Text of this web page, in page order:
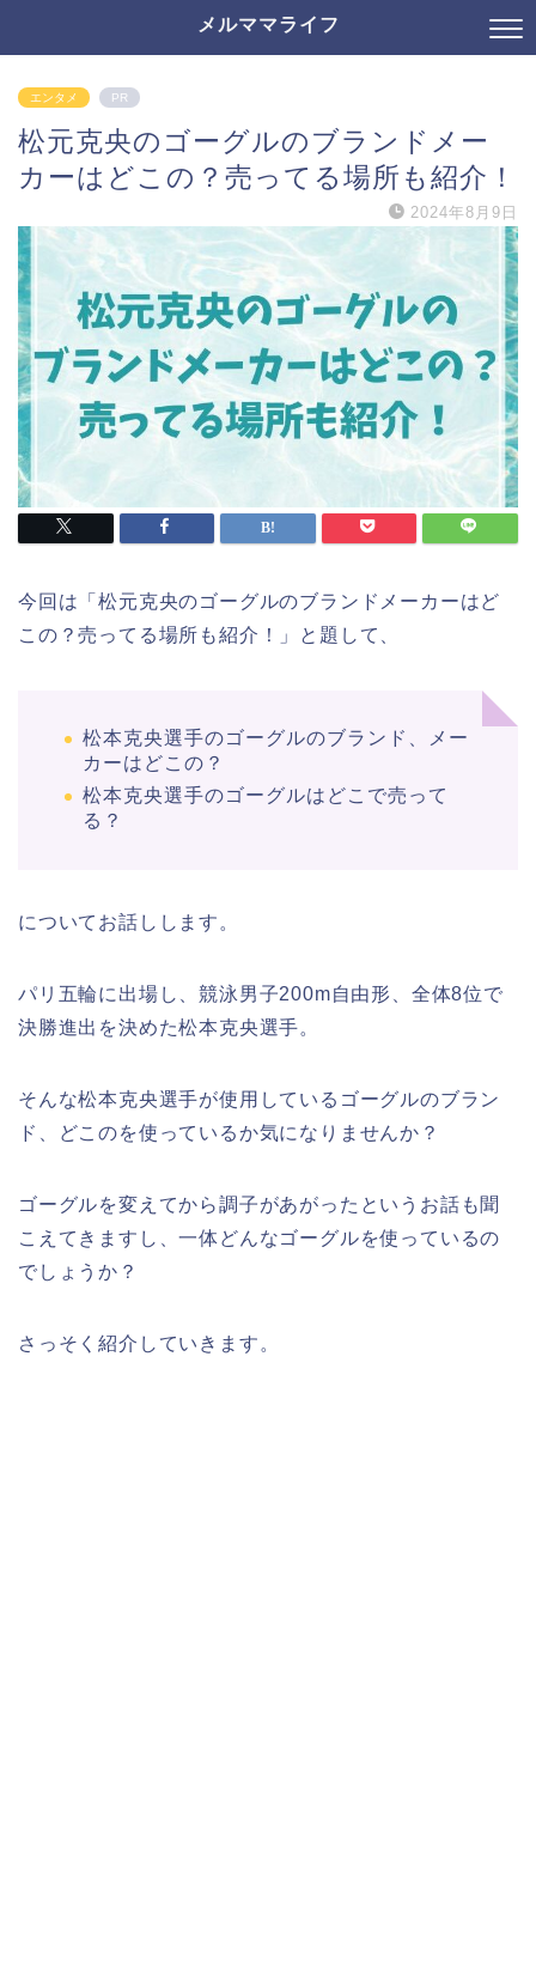
メルママライフ
エンタメ PR
松元克央のゴーグルのブランドメー
カーはどこの？売ってる場所も紹介！
2024年8月9日
今回は「松元克央のゴーグルのブランドメーカーはど
この？売ってる場所も紹介！」と題して、
松本克央選手のゴーグルのブランド、メー
カーはどこの？
松本克央選手のゴーグルはどこで売って
る？
についてお話しします。
パリ五輪に出場し、競泳男子200m自由形、全体8位で
決勝進出を決めた松本克央選手。
そんな松本克央選手が使用しているゴーグルのブラン
ド、どこのを使っているか気になりませんか？
ゴーグルを変えてから調子があがったというお話も聞
こえてきますし、一体どんなゴーグルを使っているの
でしょうか？
さっそく紹介していきます。